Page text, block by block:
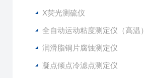
X荧光测硫仪
全自动运动粘度测定仪（高温）
润滑脂铜片腐蚀测定仪
凝点倾点冷滤点测定仪